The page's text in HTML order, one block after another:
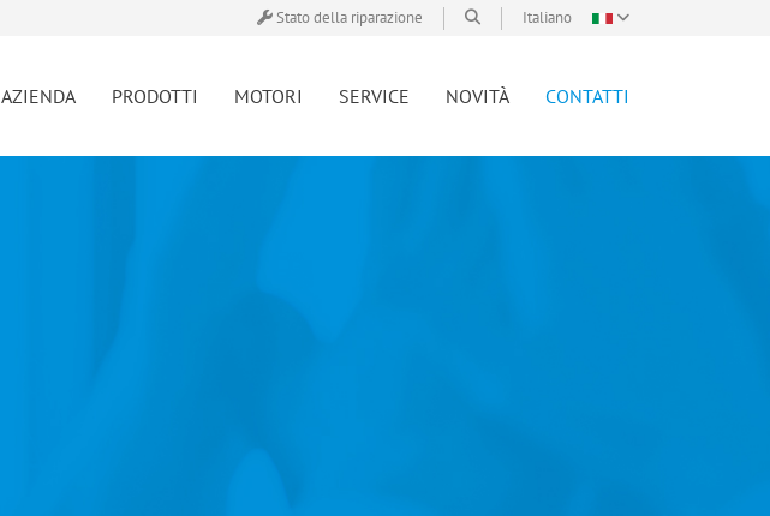
Stato della riparazione Italiano
AZIENDA PRODOTTI MOTORI SERVICE NOVITÀ CONTATTI